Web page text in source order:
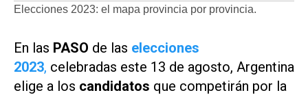
Elecciones 2023: el mapa provincia por provincia.
En las PASO de las elecciones
2023, celebradas este 13 de agosto, Argentina
elige a los candidatos que competirán por la